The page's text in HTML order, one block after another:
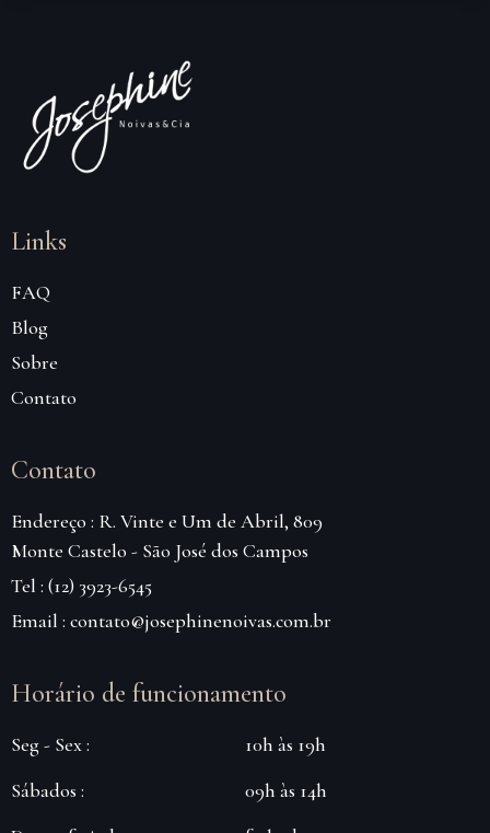
Links
FAQ
Blog
Sobre
Contato
Contato
Endereço : R. Vinte e Um de Abril, 809
Monte Castelo - São José dos Campos
Tel : (12) 3923-6545
Email : contato@josephinenoivas.com.br
Horário de funcionamento
Seg - Sex :
Sábados :
10h às 19h
09h às 14h